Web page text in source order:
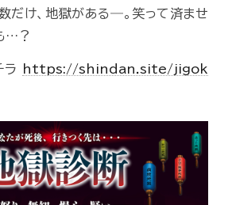
だけ、地獄がある―。笑って済ませ
…？
ラ
https://shindan.site/jigok